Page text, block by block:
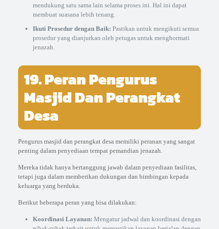
mendukung satu sama lain selama proses ini. Hal ini dapat
membuat suasana lebih tenang.
Ikuti Prosedur dengan Baik: Pastikan untuk mengikuti semua
prosedur yang dianjurkan oleh petugas untuk menghormati
jenazah.
19. Peran Pengurus
Masjid Dan Perangkat
Desa
Pengurus masjid dan perangkat desa memiliki peranan yang sangat
penting dalam penyediaan tempat pemandian jenazah.
Mereka tidak hanya bertanggung jawab dalam penyediaan fasilitas,
tetapi juga dalam memberikan dukungan dan bimbingan kepada
keluarga yang berduka.
Berikut beberapa peran yang bisa dilakukan:
Koordinasi Layanan: Mengatur jadwal dan koordinasi dengan